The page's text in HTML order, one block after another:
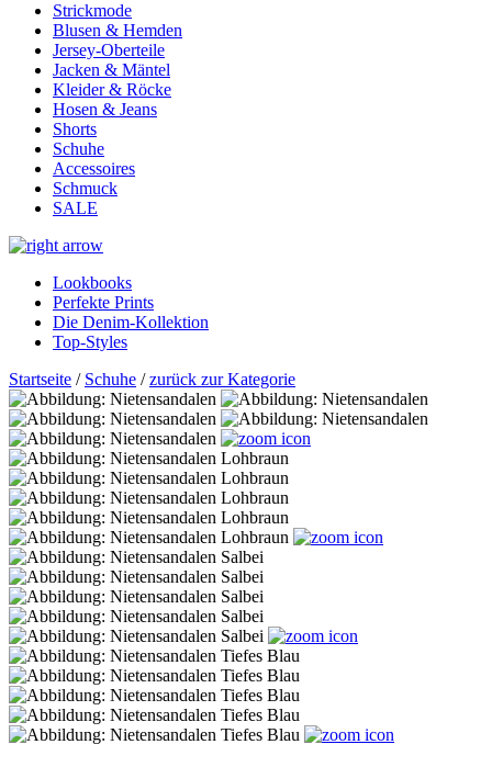
Strickmode
Blusen & Hemden
Jersey-Oberteile
Jacken & Mäntel
Kleider & Röcke
Hosen & Jeans
Shorts
Schuhe
Accessoires
Schmuck
SALE
Lookbooks
Perfekte Prints
Die Denim-Kollektion
Top-Styles
Startseite / Schuhe /zurück zur Kategorie